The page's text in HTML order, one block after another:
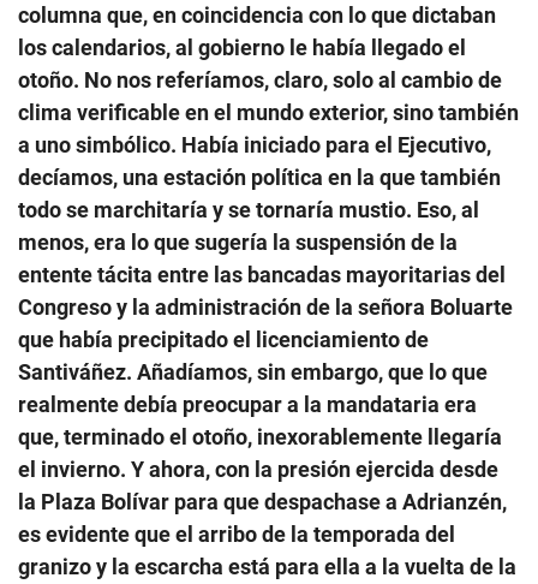
columna que, en coincidencia con lo que dictaban
los calendarios, al gobierno le había llegado el
otoño. No nos referíamos, claro, solo al cambio de
clima verificable en el mundo exterior, sino también
a uno simbólico. Había iniciado para el Ejecutivo,
decíamos, una estación política en la que también
todo se marchitaría y se tornaría mustio. Eso, al
menos, era lo que sugería la suspensión de la
entente tácita entre las bancadas mayoritarias del
Congreso y la administración de la señora Boluarte
que había precipitado el licenciamiento de
Santiváñez. Añadíamos, sin embargo, que lo que
realmente debía preocupar a la mandataria era
que, terminado el otoño, inexorablemente llegaría
el invierno. Y ahora, con la presión ejercida desde
la Plaza Bolívar para que despachase a Adrianzén,
es evidente que el arribo de la temporada del
granizo y la escarcha está para ella a la vuelta de la